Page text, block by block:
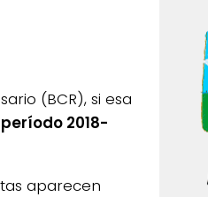
(BCR), si esa
2018-
aparecen